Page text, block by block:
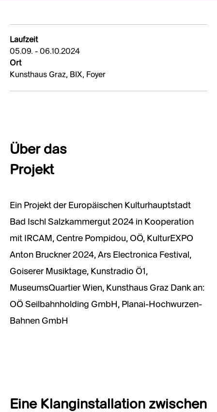
Laufzeit
05.09. - 06.10.2024
Ort
Kunsthaus Graz, BIX, Foyer
Über das
Projekt
Ein Projekt der Europäischen Kulturhauptstadt
Bad Ischl Salzkammergut 2024 in Kooperation
mit IRCAM, Centre Pompidou, OÖ, KulturEXPO
Anton Bruckner 2024, Ars Electronica Festival,
Goiserer Musiktage, Kunstradio Ö1,
MuseumsQuartier Wien, Kunsthaus Graz Dank an:
OÖ Seilbahnholding GmbH, Planai-Hochwurzen-
Bahnen GmbH
Eine Klanginstallation zwischen